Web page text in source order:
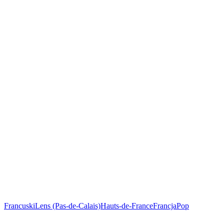
FrancuskiLens (Pas-de-Calais)Hauts-de-FranceFrancjaPop